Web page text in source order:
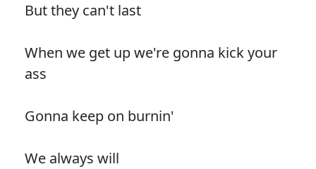
But they can't last
When we get up we're gonna kick your
ass
Gonna keep on burnin'
We always will